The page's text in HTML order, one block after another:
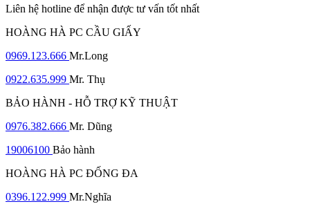
Liên hệ hotline để nhận được tư vấn tốt nhất
HOÀNG HÀ PC CẦU GIẤY
0969.123.666 Mr.Long
0922.635.999 Mr. Thụ
BẢO HÀNH - HỖ TRỢ KỸ THUẬT
0976.382.666 Mr. Dũng
19006100 Bảo hành
HOÀNG HÀ PC ĐỐNG ĐA
0396.122.999 Mr.Nghĩa